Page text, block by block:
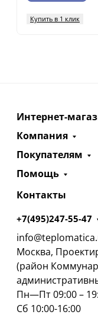
Купить в 1 клик
Интернет-
Компания
Покупателям
Помощь
Контакты
+7(495)247-55-47
Москва,
(район
Пн—Пт 09:00 –
Сб 10:00-16:00